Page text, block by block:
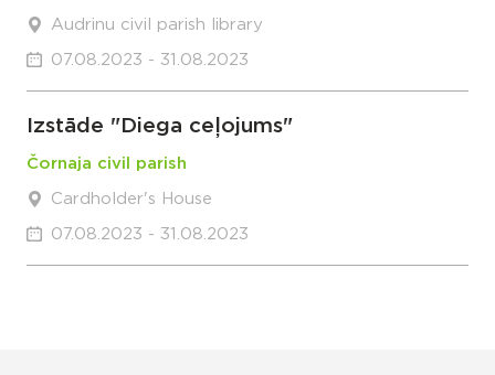
Audrinu civil parish library
07.08.2023 - 31.08.2023
Izstāde "Diega ceļojums"
Čornaja civil parish
Cardholder's House
07.08.2023 - 31.08.2023